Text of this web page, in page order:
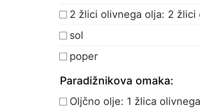
2 žlici olivnega olja: 2 žlici
sol
poper
Paradižnikova omaka:
Oljčno olje: 1 žlica